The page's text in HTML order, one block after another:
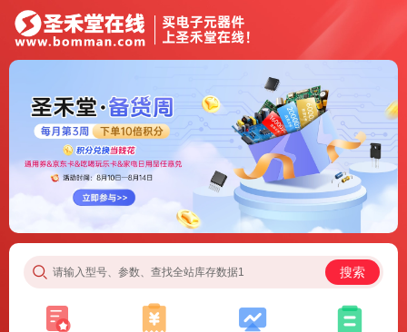
请输入型号、参数、查找全站库存数据1 搜索